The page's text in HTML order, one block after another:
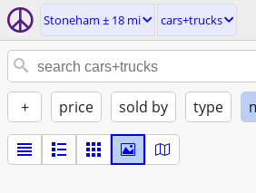
Stoneham ± 18 mi cars+trucks
+ price sold by type